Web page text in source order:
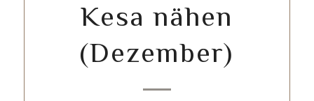
Kesa nähen
(Dezember)